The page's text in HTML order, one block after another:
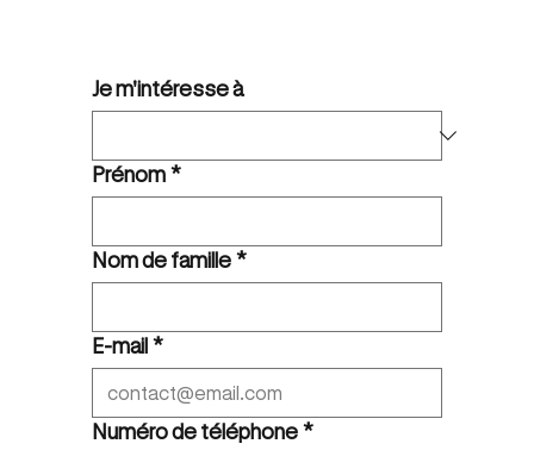
Je m'intéresse à
Prénom *
Nom de famille *
E-mail *
Numéro de téléphone *